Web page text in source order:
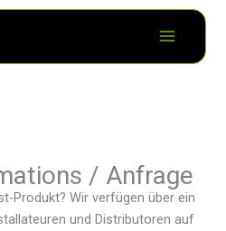
/ Anfrage
Produkt? Wir verfügen über ein
und Distributoren auf